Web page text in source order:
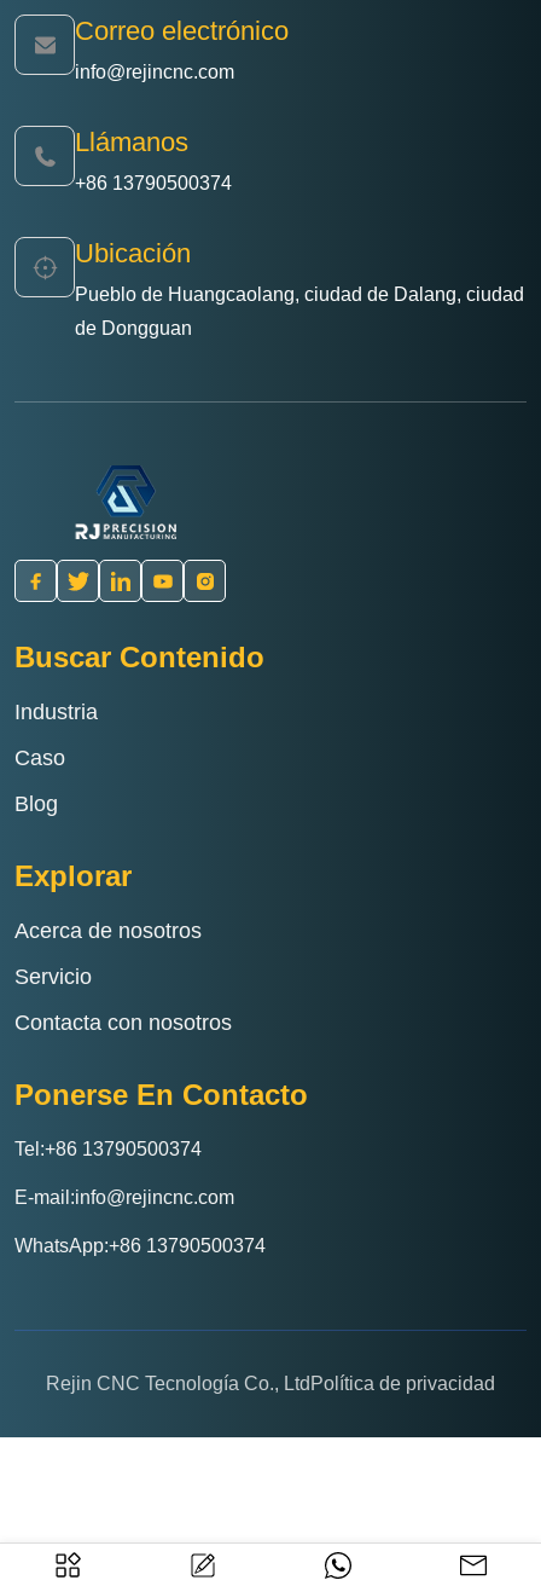
Correo electrónico
info@rejincnc.com
Llámanos
+86 13790500374
Ubicación
Pueblo de Huangcaolang, ciudad de Dalang, ciudad
de Dongguan
Buscar Contenido
Industria
Caso
Blog
Explorar
Acerca de nosotros
Servicio
Contacta con nosotros
Ponerse En Contacto
Tel:+86 13790500374
E-mail:info@rejincnc.com
WhatsApp:+86 13790500374
Rejin CNC Tecnología Co., Ltd Política de privacidad